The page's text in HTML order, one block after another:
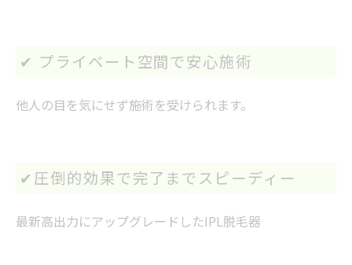
✔ プライベート空間で安心施術
他人の目を気にせず施術を受けられます。
✔圧倒的効果で完了までスピーディー
最新高出力にアップグレードしたIPL脱毛器